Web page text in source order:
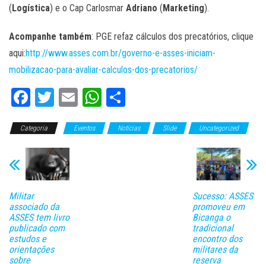
(Logística) e o Cap Carlosmar Adriano (Marketing).
Acompanhe também: PGE refaz cálculos dos precatórios, clique
aqui:http://www.asses.com.br/governo-e-asses-iniciam-
mobilizacao-para-avaliar-calculos-dos-precatorios/
Fa
ce
bo
ok
T
wi
tt
er
E
m
ail
W
ha
ts
o
m
Categoria Eventos Notícias Slide Uncategorized
Militar
associado da
ASSES tem livro
publicado com
estudos e
orientações
sobre
Sucesso: ASSES
promoveu em
Bicanga o
tradicional
encontro dos
militares da
reserva